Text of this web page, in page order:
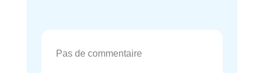
Pas de commentaire